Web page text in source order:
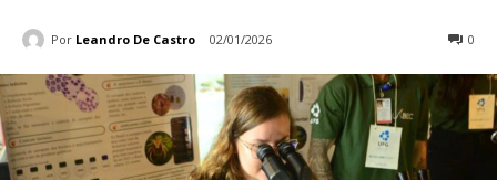
Por Leandro De Castro 02/01/2026 0